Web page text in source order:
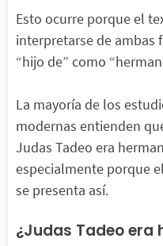
Esto ocurre porque el
interpretarse de ambas
“hijo de” como
La mayoría de los
modernas entienden
Judas Tadeo era
especialmente porque
se presenta así.
¿Judas Tadeo era